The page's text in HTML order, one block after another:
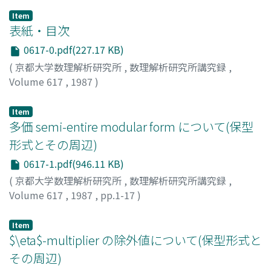
Item
表紙・目次
0617-0.pdf(227.17 KB)
( 京都大学数理解析研究所 , 数理解析研究所講究録 ,
Volume 617 , 1987 )
Item
多価 semi-entire modular form について(保型
形式とその周辺)
0617-1.pdf(946.11 KB)
( 京都大学数理解析研究所 , 数理解析研究所講究録 ,
Volume 617 , 1987 , pp.1-17 )
Item
$\eta$-multiplier の除外値について(保型形式と
その周辺)